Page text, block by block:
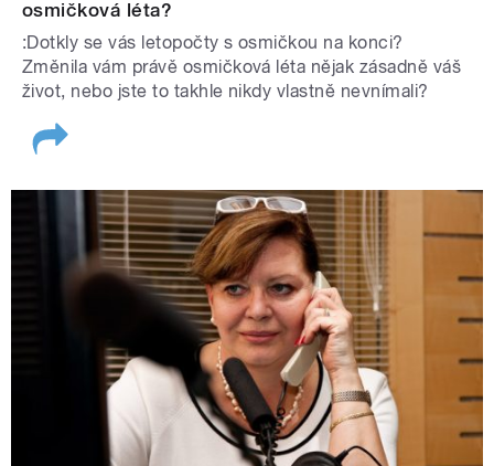
osmičková léta?
:Dotkly se vás letopočty s osmičkou na konci?
Změnila vám právě osmičková léta nějak zásadně váš
život, nebo jste to takhle nikdy vlastně nevnímali?